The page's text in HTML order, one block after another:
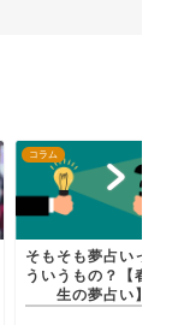
コラム
そもそも夢占いってど
ういうもの？【春恋先
生の夢占い】